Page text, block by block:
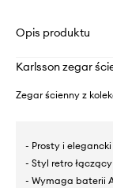
Opis produktu
Karlsson zegar
Zegar ścienny z
- Prosty i
- Styl retro
- Wymaga baterii